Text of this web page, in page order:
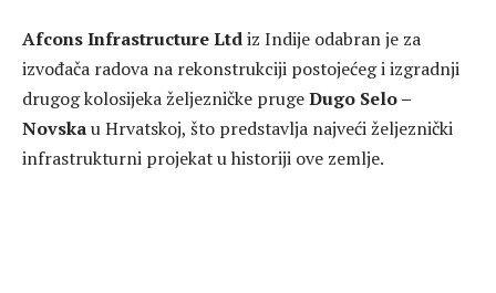
Afcons Infrastructure Ltdiz Indije odabran je za
izvođača radova na rekonstrukciji postojećeg i izgradnji
drugog kolosijeka željezničke prugeDugo Selo –
Novskau Hrvatskoj, što predstavlja najveći željeznički
infrastrukturni projekat u historiji ove zemlje.